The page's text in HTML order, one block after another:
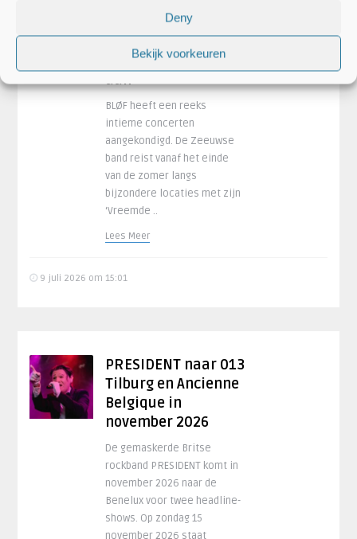
Deny
Bekijk voorkeuren
BLØF kondigt
intieme tour langs
‘vreemde wegen’
aan
BLØF heeft een reeks
intieme concerten
aangekondigd. De Zeeuwse
band reist vanaf het einde
van de zomer langs
bijzondere locaties met zijn
‘Vreemde ..
Lees Meer
9 juli 2026 om 15:01
PRESIDENT naar 013
Tilburg en Ancienne
Belgique in
november 2026
De gemaskerde Britse
rockband PRESIDENT komt in
november 2026 naar de
Benelux voor twee headline-
shows. Op zondag 15
november 2026 staat